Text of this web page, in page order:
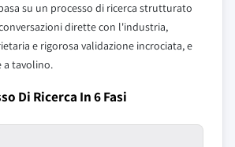
su un processo di ricerca strutturato
dirette con l'industria,
e rigorosa validazione incrociata, e
a tavolino.
Di Ricerca In 6 Fasi